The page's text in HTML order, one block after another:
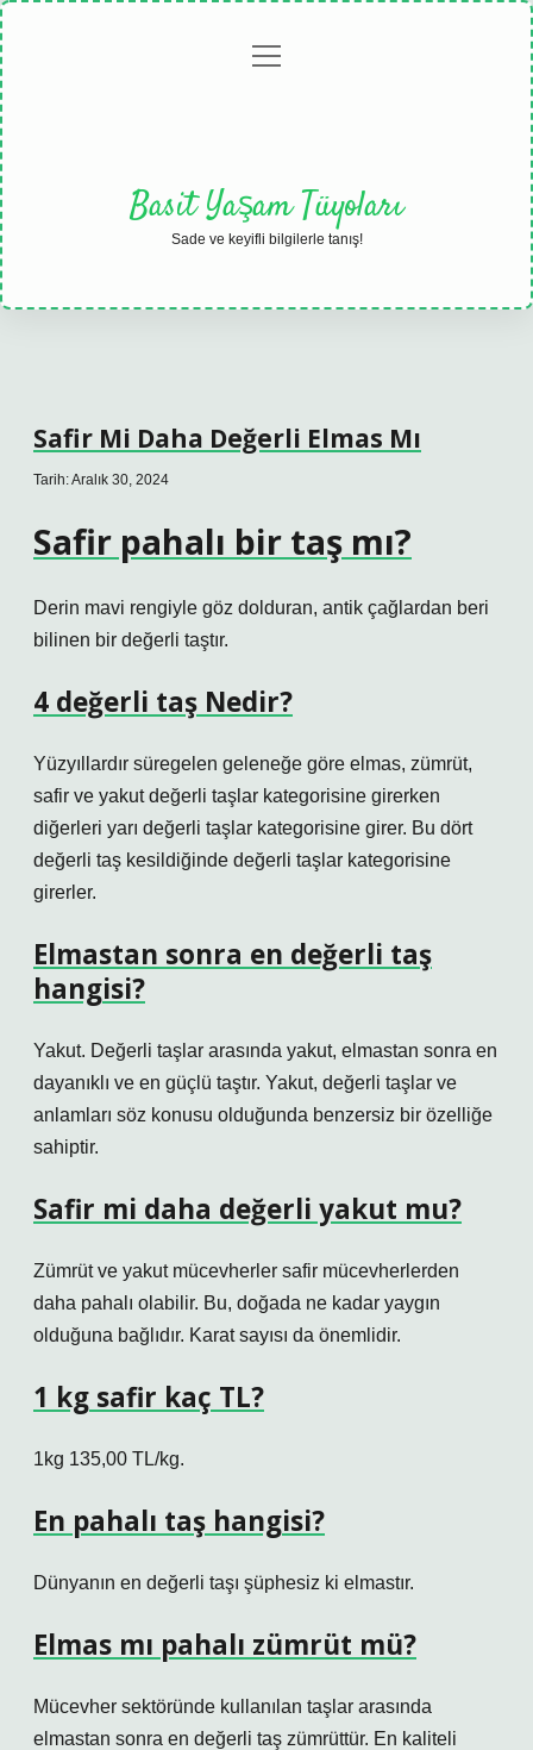
Gizlilikmenüyü
Basit Yaşam Tüyoları
Sade ve keyifli bilgilerle tanış!
Safir Mi Daha Değerli Elmas Mı
Tarih: Aralık 30, 2024
Safir pahalı bir taş mı?
Derin mavi rengiyle göz dolduran, antik çağlardan beri
bilinen bir değerli taştır.
4 değerli taş Nedir?
Yüzyıllardır süregelen geleneğe göre elmas, zümrüt,
safir ve yakut değerli taşlar kategorisine girerken
diğerleri yarı değerli taşlar kategorisine girer. Bu dört
değerli taş kesildiğinde değerli taşlar kategorisine
girerler.
Elmastan sonra en değerli taş
hangisi?
Yakut. Değerli taşlar arasında yakut, elmastan sonra en
dayanıklı ve en güçlü taştır. Yakut, değerli taşlar ve
anlamları söz konusu olduğunda benzersiz bir özelliğe
sahiptir.
Safir mi daha değerli yakut mu?
Zümrüt ve yakut mücevherler safir mücevherlerden
daha pahalı olabilir. Bu, doğada ne kadar yaygın
olduğuna bağlıdır. Karat sayısı da önemlidir.
1 kg safir kaç TL?
1kg 135,00 TL/kg.
En pahalı taş hangisi?
Dünyanın en değerli taşı şüphesiz ki elmastır.
Elmas mı pahalı zümrüt mü?
Mücevher sektöründe kullanılan taşlar arasında
elmastan sonra en değerli taş zümrüttür. En kaliteli